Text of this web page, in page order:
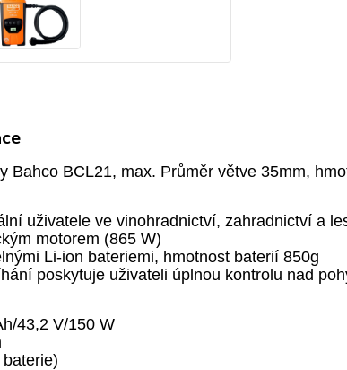
Bahco BCL21, max. Průměr větve 35mm,
uživatele ve vinohradnictví, zahradnictví a
motorem (865 W)
Li-ion bateriemi, hmotnost baterií 850g
poskytuje uživateli úplnou kontrolu nad
43,2 V/150 W